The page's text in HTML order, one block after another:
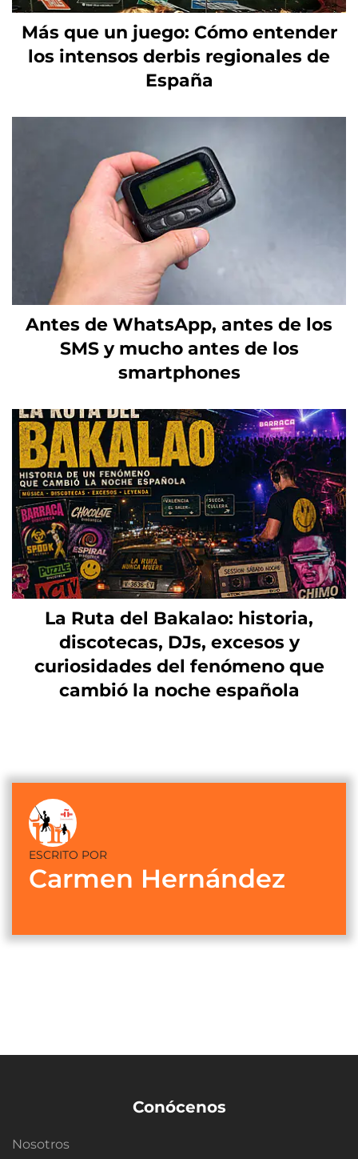
Más que un juego: Cómo entender
los intensos derbis regionales de
España
Antes de WhatsApp, antes de los
SMS y mucho antes de los
smartphones
La Ruta del Bakalao: historia,
discotecas, DJs, excesos y
curiosidades del fenómeno que
cambió la noche española
ESCRITO POR
Carmen Hernández
Conócenos
Nosotros